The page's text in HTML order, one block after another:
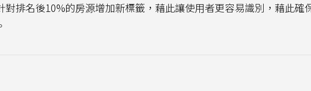
對排名後10%的房源增加新標籤，藉此讓使用者更容易識別，藉此確